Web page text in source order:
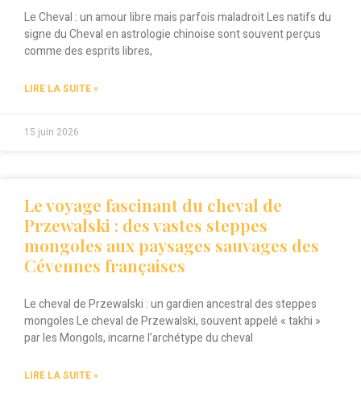
Le Cheval : un amour libre mais parfois maladroit Les natifs du
signe du Cheval en astrologie chinoise sont souvent perçus
comme des esprits libres,
LIRE LA SUITE »
15 juin 2026
Le voyage fascinant du cheval de
Przewalski : des vastes steppes
mongoles aux paysages sauvages des
Cévennes françaises
Le cheval de Przewalski : un gardien ancestral des steppes
mongoles Le cheval de Przewalski, souvent appelé « takhi »
par les Mongols, incarne l’archétype du cheval
LIRE LA SUITE »